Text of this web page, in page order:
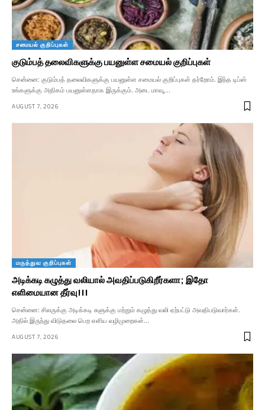
சமையல் குறிப்புகள்
குடும்பத் தலைவிகளுக்கு பயனுள்ள சமையல் குறிப்புகள்
சென்னை: குடும்பத் தலைவிகளுக்கு பயனுள்ள சமையல் குறிப்புகள் தர்றோம். இந்த டிப்ஸ்
உங்களுக்கு அதிகம் பயனுள்ளதாக இருக்கும். அடை மாவு,…
AUGUST 7, 2026
மருத்துவ குறிப்புகள்
அடிக்கடி கழுத்து வலியால் அவதிப்படுகிறீர்களா; இதோ
எளிமையான தீர்வு!!!
சென்னை: சிலருக்கு அடிக்கடி சுளுக்கு மற்றும் கழுத்து வலி ஏற்பட்டு அவதிபடுவார்கள்.
அதில் இருந்து விடுதலை பெற எளிய வழிமுறைகள்…
AUGUST 7, 2026